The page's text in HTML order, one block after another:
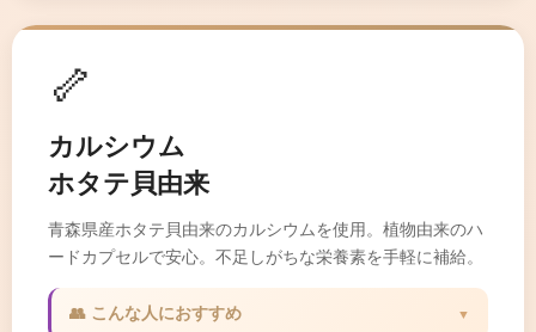
🦴
カルシウム
ホタテ貝由来
青森県産ホタテ貝由来のカルシウムを使用。植物由来のハ
ードカプセルで安心。不足しがちな栄養素を手軽に補給。
👥 こんな人におすすめ ▼